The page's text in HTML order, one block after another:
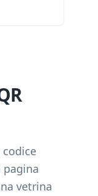
codice
pagina
vetrina